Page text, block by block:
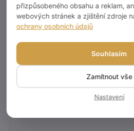
přizpůsobeného obsahu a reklam,
webových stránek a zjištění zdroje
ochrany osobních údajů
Souhlasím
Zamítnout vše
Nastavení